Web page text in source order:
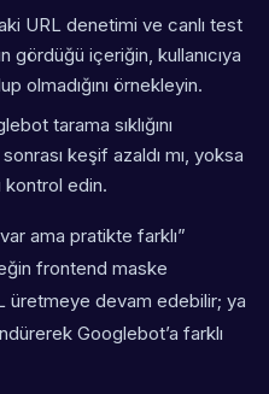
URL denetimi ve canlı test
gördüğü içeriğin, kullanıcıya
olmadığını örnekleyin.
tarama sıklığını
keşif azaldı mı, yoksa
kontrol edin.
ama pratikte farklı”
frontend maske
devam edebilir; ya
Googlebot’a farklı